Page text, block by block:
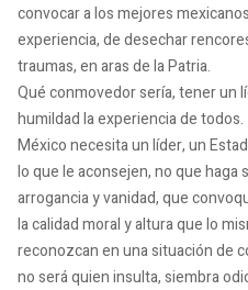
convocar a los mejores
experiencia, de desechar
traumas, en aras de la Patria.
Qué conmovedor sería, tener un
humildad la experiencia de todos.
México necesita un líder, un
lo que le aconsejen, no que haga
arrogancia y vanidad, que
la calidad moral y altura que lo
reconozcan en una situación de
no será quien insulta, siembra